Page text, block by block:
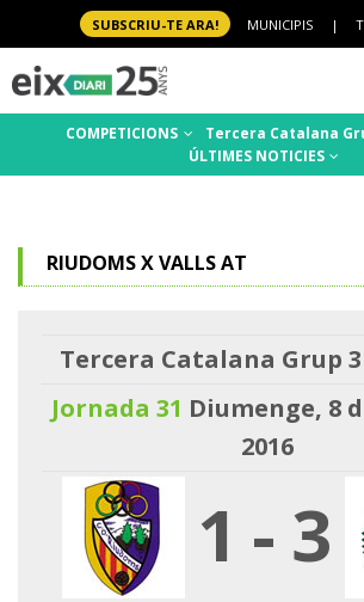
SUBSCRIU-TE ARA! MUNICIPIS |
COMPETICIONS
Tercera Catalana
ÚLTIMES NOTICIES
RIUDOMS X VALLS AT
Tercera Catalana Grup
Jornada 31 Diumenge, 8
2016
1 - 3